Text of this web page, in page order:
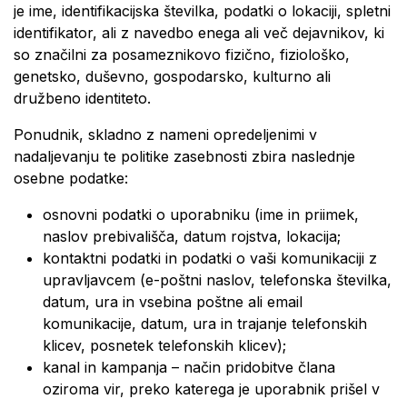
je ime, identifikacijska številka, podatki o lokaciji, spletni
identifikator, ali z navedbo enega ali več dejavnikov, ki
so značilni za posameznikovo fizično, fiziološko,
genetsko, duševno, gospodarsko, kulturno ali
družbeno identiteto.
Ponudnik, skladno z nameni opredeljenimi v
nadaljevanju te politike zasebnosti zbira naslednje
osebne podatke:
osnovni podatki o uporabniku (ime in priimek,
naslov prebivališča, datum rojstva, lokacija;
kontaktni podatki in podatki o vaši komunikaciji z
upravljavcem (e-poštni naslov, telefonska številka,
datum, ura in vsebina poštne ali email
komunikacije, datum, ura in trajanje telefonskih
klicev, posnetek telefonskih klicev);
kanal in kampanja – način pridobitve člana
oziroma vir, preko katerega je uporabnik prišel v